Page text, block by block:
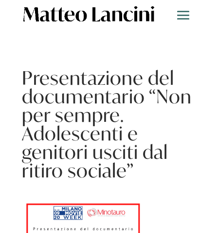
Presentazione del
documentario “Non
per sempre.
Adolescenti e
genitori usciti dal
ritiro sociale”